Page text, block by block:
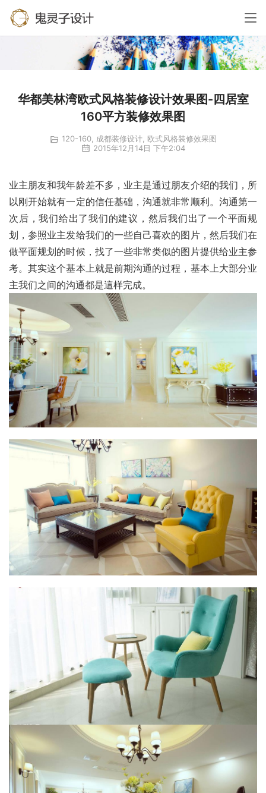
华都美林湾欧式风格装修设计效果图-四居室
160平方装修效果图
120-160, 成都装修设计, 欧式风格装修效果图
2015年12月14日 下午2:04
业主朋友和我年龄差不多，业主是通过朋友介绍的我们，所
以刚开始就有一定的信任基础，沟通就非常顺利。沟通第一
次后，我们给出了我们的建议，然后我们出了一个平面规
划，参照业主发给我们的一些自己喜欢的图片，然后我们在
做平面规划的时候，找了一些非常类似的图片提供给业主参
考。其实这个基本上就是前期沟通的过程，基本上大部分业
主我们之间的沟通都是這样完成。